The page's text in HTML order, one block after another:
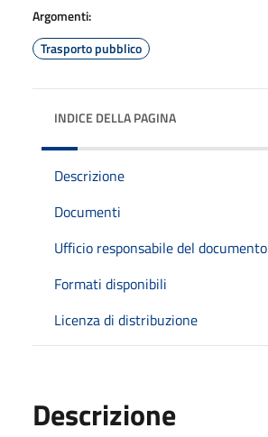
Argomenti:
Trasporto pubblico
INDICE DELLA PAGINA
Descrizione
Documenti
Ufficio responsabile del documento
Formati disponibili
Licenza di distribuzione
Descrizione